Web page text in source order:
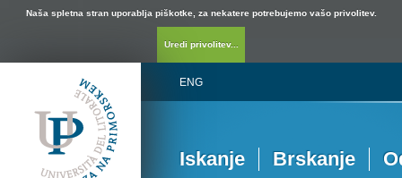
Naša spletna stran uporablja piškotke, za nekatere potrebujemo vašo privolitev.
Uredi privolitev...
ENG
Iskanje Brskanje